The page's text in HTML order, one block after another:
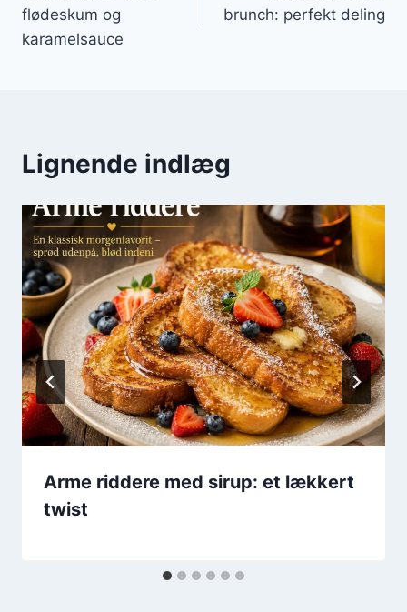
flødeskum og
karamelsauce
brunch: perfekt deling
Lignende indlæg
Arme riddere med sirup: et lækkert
twist